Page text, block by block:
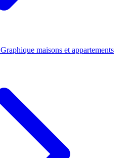
Graphique maisons et appartements